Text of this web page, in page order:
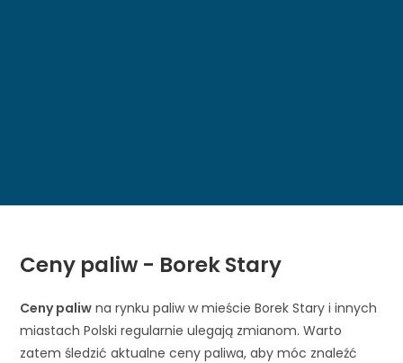
Ceny paliw - Borek Stary
Ceny paliw na rynku paliw w mieście Borek Stary i innych
miastach Polski regularnie ulegają zmianom. Warto
zatem śledzić aktualne ceny paliwa, aby móc znaleźć